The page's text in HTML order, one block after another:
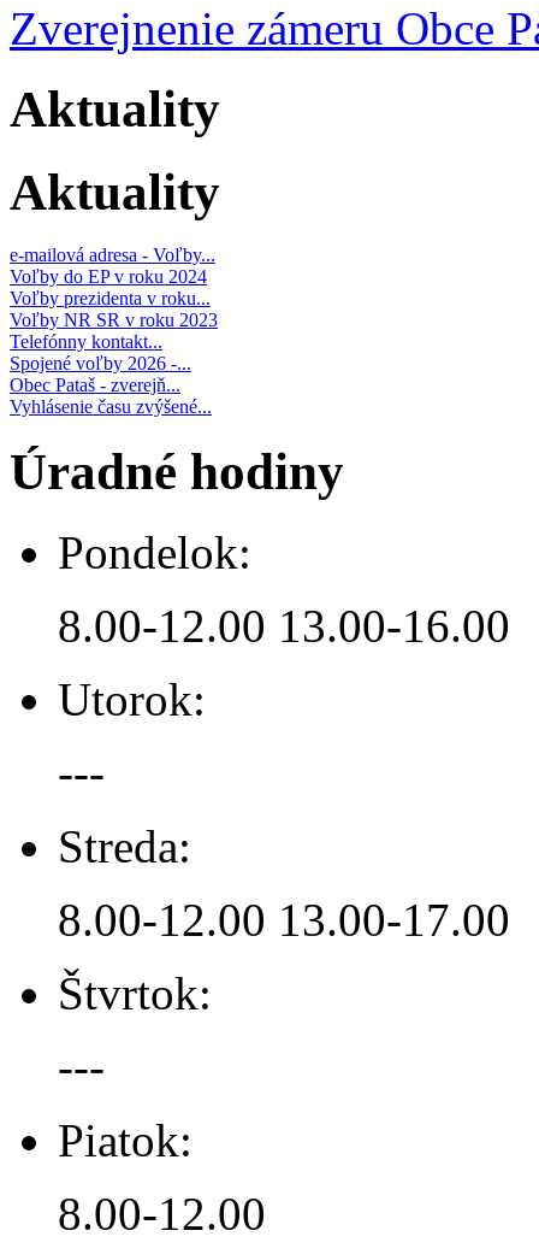
Zverejnenie zámeru Obce
Aktuality
Aktuality
e-mailová adresa - Voľby...
Voľby do EP v roku 2024
Voľby prezidenta v roku...
Voľby NR SR v roku 2023
Telefónny kontakt...
Spojené voľby 2026 -...
Obec Pataš - zverejň...
Vyhlásenie času zvýšené...
Úradné hodiny
Pondelok:
8.00-12.00 13.00-16.00
Utorok:
---
Streda:
8.00-12.00 13.00-17.00
Štvrtok:
---
Piatok:
8.00-12.00